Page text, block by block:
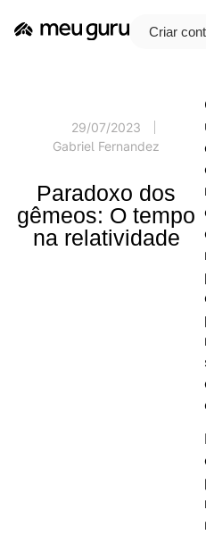
Criar
29/07/2023
Gabriel Fernandez
Paradoxo dos
gêmeos: O tempo
na relatividade